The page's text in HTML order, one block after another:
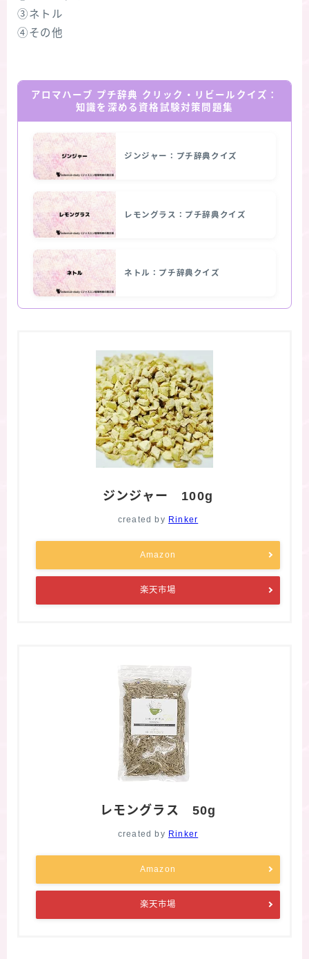
③ネトル
④その他
アロマハーブ プチ辞典 クリック・リビールクイズ：
知識を深める資格試験対策問題集
ジンジャー：プチ辞典クイズ
レモングラス：プチ辞典クイズ
ネトル：プチ辞典クイズ
ジンジャー 100g
created by Rinker
Amazon
楽天市場
レモングラス 50g
created by Rinker
Amazon
楽天市場